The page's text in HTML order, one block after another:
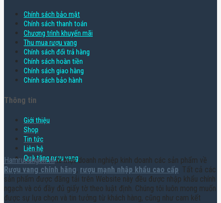
Chính sách bảo mật
Chính sách thanh toán
Chương trình khuyến mãi
Thu mua rượu vang
Chính sách đổi trả hàng
Chính sách hoàn tiền
Chính sách giao hàng
Chính sách bảo hành
Thông tin
Giới thiệu
Shop
Tin tức
Liên hệ
Quà tặng rượu vang
Hamruoungon.vnlà một doanh nghiệp kinh doanh các sản phẩm về
Rượu vang chính hãng, rượu mạnh nhập khẩu cao cấp. Tất cả các
sản phẩm được đăng tải trên Website này đều được nhập khẩu chính
ngạch và có đầy đủ giấy tờ theo luật định. Chúng tôi luôn mong muốn
được sự lựa chọn và tin tưởng từ khách hàng, cũng như cam kết